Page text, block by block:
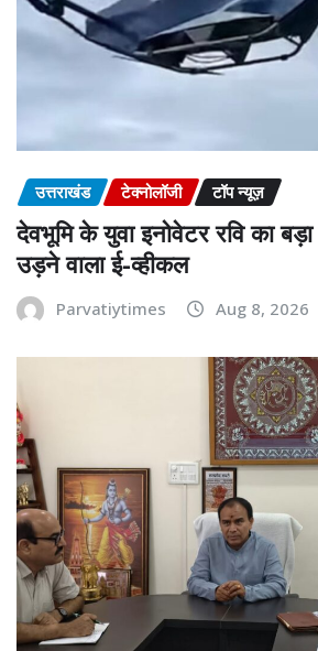
उत्तराखंड टेक्नोलॉजी टॉप न्यूज़
देवभूमि के युवा इनोवेटर रवि का बड़ा
उड़ने वाला ई-व्हीकल
Parvatiytimes Aug 8, 2026